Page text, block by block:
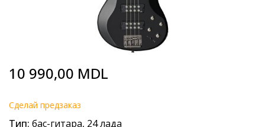
to
beginning
of
10 990,00 MDL
Cделай предзаказ
Тип: бас-гитара, 24 лада